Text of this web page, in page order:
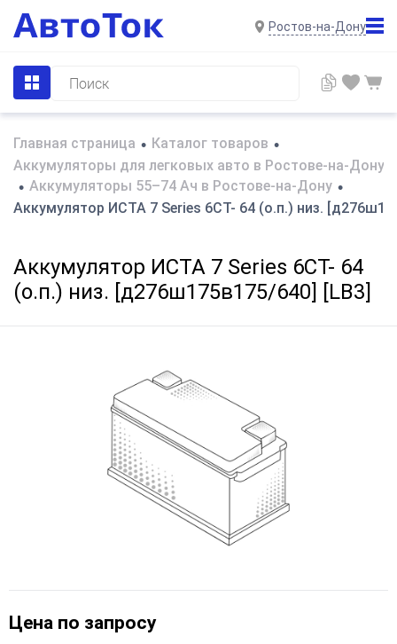
Ростов-на-Дону
Главная страница • Каталог товаров •
Аккумуляторы для легковых авто в Ростове-на-Дону
• Аккумуляторы 55–74 Ач в Ростове-на-Дону •
Аккумулятор ИСТА 7 Series 6СТ- 64 (о.п.) низ.
Аккумулятор ИСТА 7 Series 6СТ- 64
(о.п.) низ. [д276ш175в175/640] [LB3]
Цена по запросу